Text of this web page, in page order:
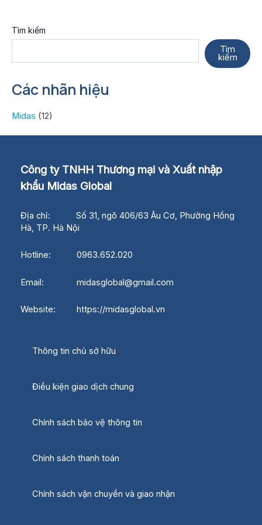
Tìm kiếm
Tìm
kiếm
Các nhãn hiệu
Midas (12)
Công ty TNHH Thương mại và Xuất nhập
khẩu Midas Global
Địa chỉ: Số 31, ngõ 406/63 Âu Cơ, Phường Hồng
Hà, TP. Hà Nội
Hotline: 0963.652.020
Email: midasglobal@gmail.com
Website: https://midasglobal.vn
Thông tin chủ sở hữu
Điều kiện giao dịch chung
Chính sách bảo vệ thông tin
Chính sách thanh toán
Chính sách vận chuyển và giao nhận